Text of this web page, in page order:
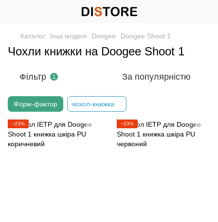
Каталог Інші моделі Doogee Doogee Shoot 1
Чохли книжки на Doogee Shoot 1
Фільтр 1 За популярністю
Форм-фактор чохол-книжка
−23% −23%